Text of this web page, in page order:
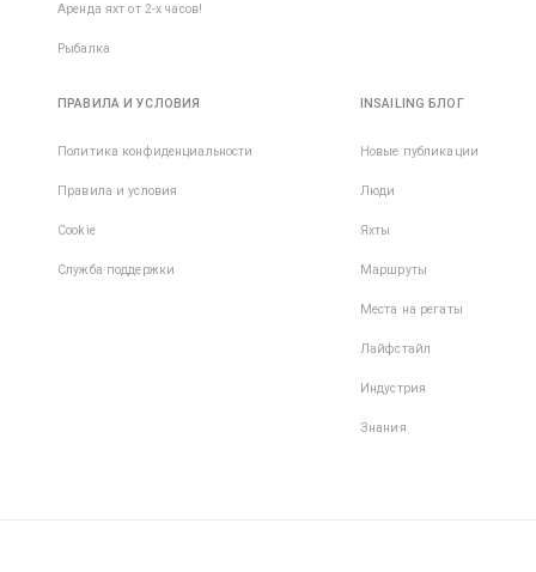
Аренда яхт от 2-х часов!
Рыбалка
ПРАВИЛА И УСЛОВИЯ
Политика конфиденциальности
Правила и условия
Cookie
Служба поддержки
INSAILING БЛОГ
Новые публикации
Люди
Яхты
Маршруты
Места на регаты
Лайфстайл
Индустрия
Знания